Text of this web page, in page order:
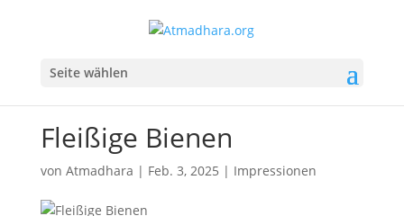
Seite wählen
Fleißige Bienen
von Atmadhara | Feb. 3, 2025 | Impressionen